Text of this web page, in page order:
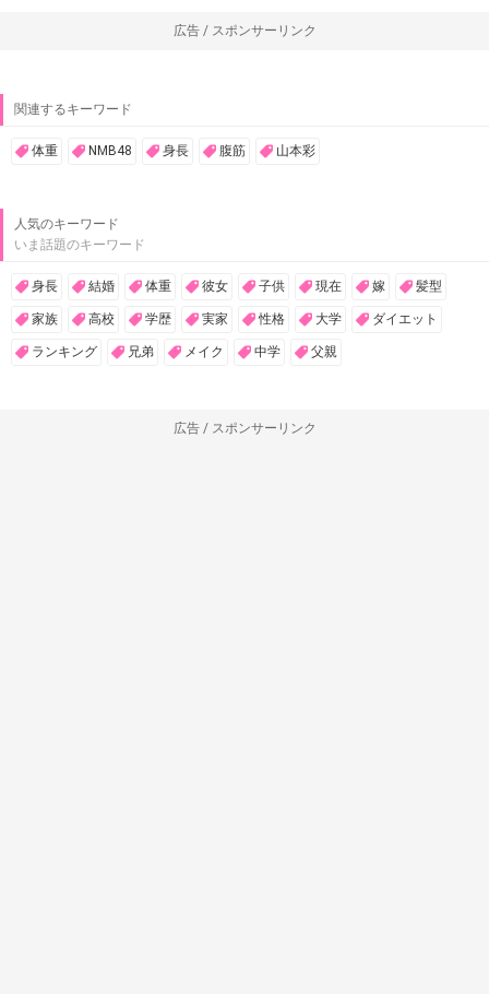
広告 / スポンサーリンク
関連するキーワード
体重 NMB48 身長 腹筋 山本彩
人気のキーワード
いま話題のキーワード
身長 結婚 体重 彼女 子供 現在 嫁 髪型
家族 高校 学歴 実家 性格 大学 ダイエット
ランキング 兄弟 メイク 中学 父親
広告 / スポンサーリンク